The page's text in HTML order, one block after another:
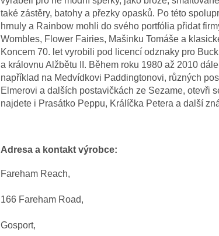
také zástěry, batohy a přezky opasků. Po této
hrnuly a Rainbow mohli do svého portfólia přidat
Wombles, Flower Fairies, Mašinku Tomáše a
Koncem 70. let vyrobili pod licencí odznaky pro
a královnu Alžbětu II. Během roku 1980 až 2010
například na Medvídkovi Paddingtonovi, různých
Elmerovi a dalších postavičkách ze Sezame, otevři
najdete i Prasátko Peppu, Králíčka Petera a další
Adresa a kontakt výrobce:
Fareham Reach,
166 Fareham Road,
Gosport,